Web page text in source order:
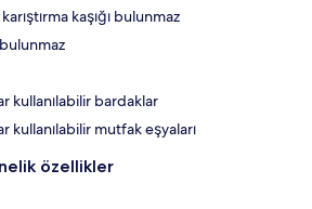
kaşığı bulunmaz
kullanılabilir bardaklar
kullanılabilir mutfak eşyaları
özellikler